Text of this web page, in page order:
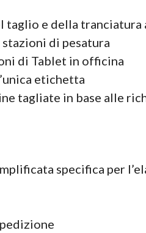
e della tranciatura
di pesatura
di Tablet in officina
etichetta
tagliate in base alle
specifica per